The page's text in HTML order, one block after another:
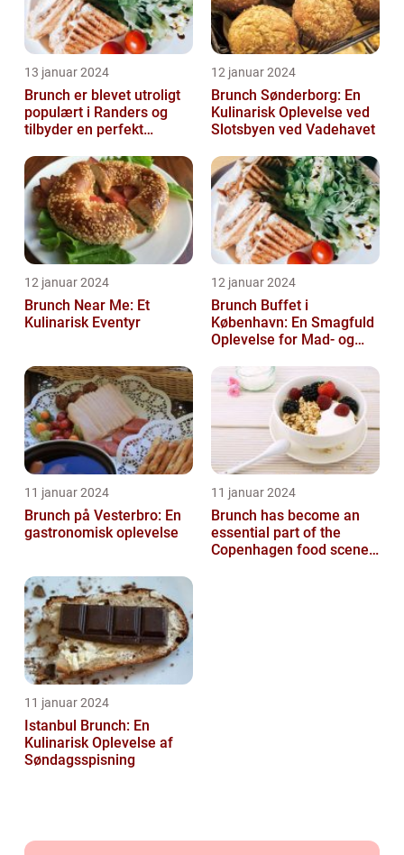
13 januar 2024
Brunch er blevet utroligt
populært i Randers og
tilbyder en perfekt
morgenmad og ...
12 januar 2024
Brunch Sønderborg: En
Kulinarisk Oplevelse ved
Slotsbyen ved Vadehavet
12 januar 2024
Brunch Near Me: Et
Kulinarisk Eventyr
12 januar 2024
Brunch Buffet i
København: En Smagfuld
Oplevelse for Mad- og
11 januar 2024
Brunch på Vesterbro: En
gastronomisk oplevelse
11 januar 2024
Brunch has become an
essential part of the
Copenhagen food scene,
11 januar 2024
Istanbul Brunch: En
Kulinarisk Oplevelse af
Søndagsspisning